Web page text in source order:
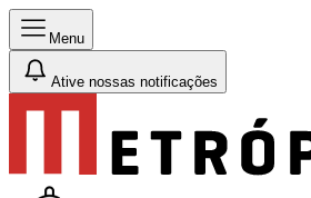
Menu
Ative nossas notificações